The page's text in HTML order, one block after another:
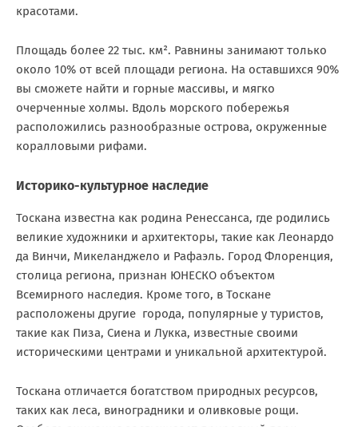
красотами.
Площадь более 22 тыс. км². Равнины занимают только
около 10% от всей площади региона. На оставшихся 90%
вы сможете найти и горные массивы, и мягко
очерченные холмы. Вдоль морского побережья
расположились разнообразные острова, окруженные
коралловыми рифами.
Историко-культурное наследие
Тоскана известна как родина Ренессанса, где родились
великие художники и архитекторы, такие как Леонардо
да Винчи, Микеланджело и Рафаэль. Город Флоренция,
столица региона, признан ЮНЕСКО объектом
Всемирного наследия. Кроме того, в Тоскане
расположены другие города, популярные у туристов,
такие как Пиза, Сиена и Лукка, известные своими
историческими центрами и уникальной архитектурой.
Тоскана отличается богатством природных ресурсов,
таких как леса, виноградники и оливковые рощи.